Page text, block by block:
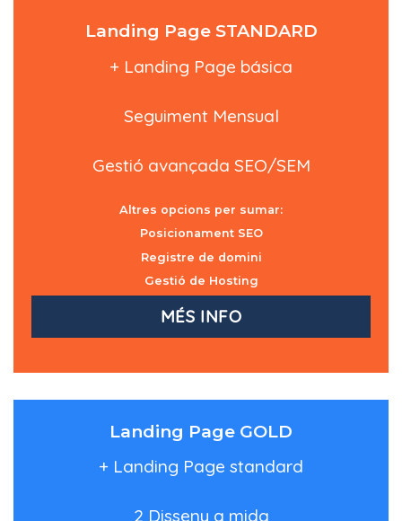
Landing Page STANDARD
+ Landing Page básica
Seguiment Mensual
Gestió avançada SEO/SEM
Altres opcions per sumar:
Posicionament SEO
Registre de domini
Gestió de Hosting
MÉS INFO
Landing Page GOLD
+ Landing Page standard
2 Disseny a mida